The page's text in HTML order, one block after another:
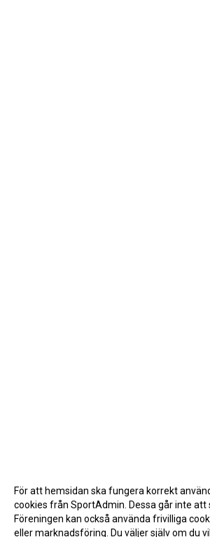
För att hemsidan ska fungera korrekt
cookies från SportAdmin. Dessa går inte att
Föreningen kan också använda frivilliga
eller marknadsföring. Du väljer själv om du